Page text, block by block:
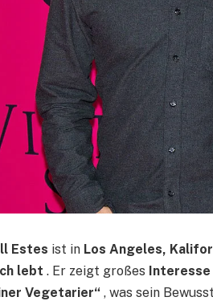
Estes ist in Los Angeles,
lebt . Er zeigt großes Interesse
Vegetarier“ , was sein